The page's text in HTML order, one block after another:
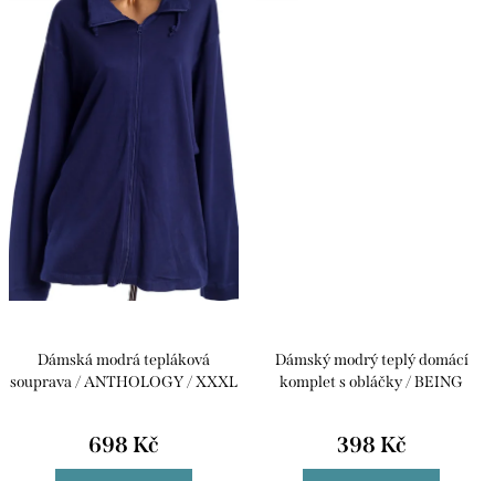
Dámská modrá tepláková
souprava / ANTHOLOGY / XXXL
698 Kč
Dámský modrý teplý domácí
komplet s obláčky / BEING
398 Kč